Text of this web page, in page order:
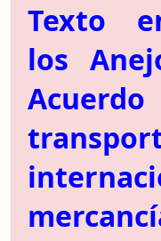
Texto
los
Acuerdo